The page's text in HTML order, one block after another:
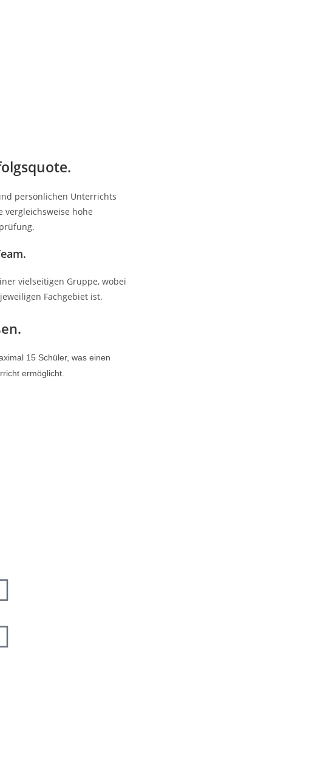
persönlichen Unterrichts
vergleichsweise hohe
vielseitigen Gruppe, wobei
Fachgebiet ist.
15 Schüler, was einen
ermöglicht.